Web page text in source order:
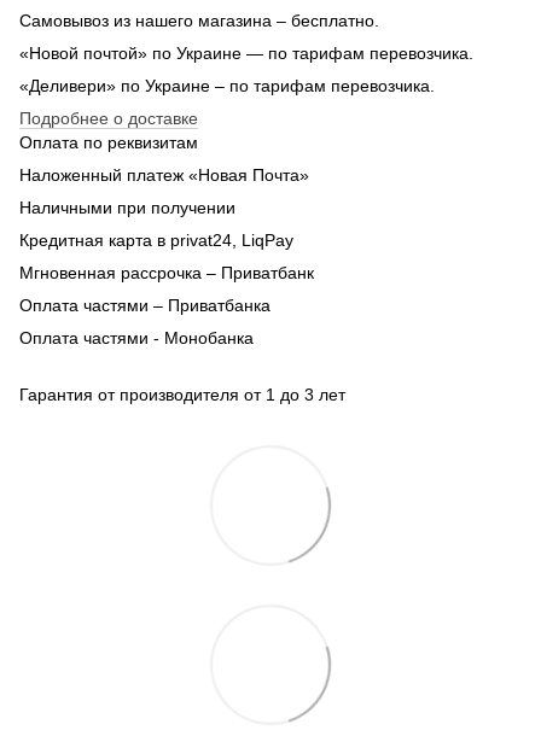
Самовывоз из нашего магазина – бесплатно.
«Новой почтой» по Украине — по тарифам перевозчика.
«Деливери» по Украине – по тарифам перевозчика.
Подробнее о доставке
Оплата по реквизитам
Наложенный платеж «Новая Почта»
Наличными при получении
Кредитная карта в privat24, LiqPay
Мгновенная рассрочка – Приватбанк
Оплата частями – Приватбанка
Оплата частями - Монобанка
Гарантия от производителя от 1 до 3 лет